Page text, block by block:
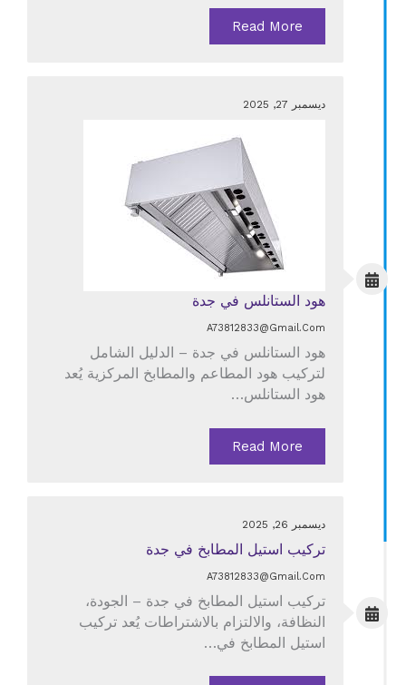
Read More
ديسمبر 27, 2025
هود الستانلس في جدة
A73812833@gmail.com
هود الستانلس في جدة – الدليل الشامل
لتركيب هود المطاعم والمطابخ المركزية يُعد
هود الستانلس…
Read More
ديسمبر 26, 2025
تركيب استيل المطابخ في جدة
A73812833@gmail.com
تركيب استيل المطابخ في جدة – الجودة،
النظافة، والالتزام بالاشتراطات يُعد تركيب
استيل المطابخ في…